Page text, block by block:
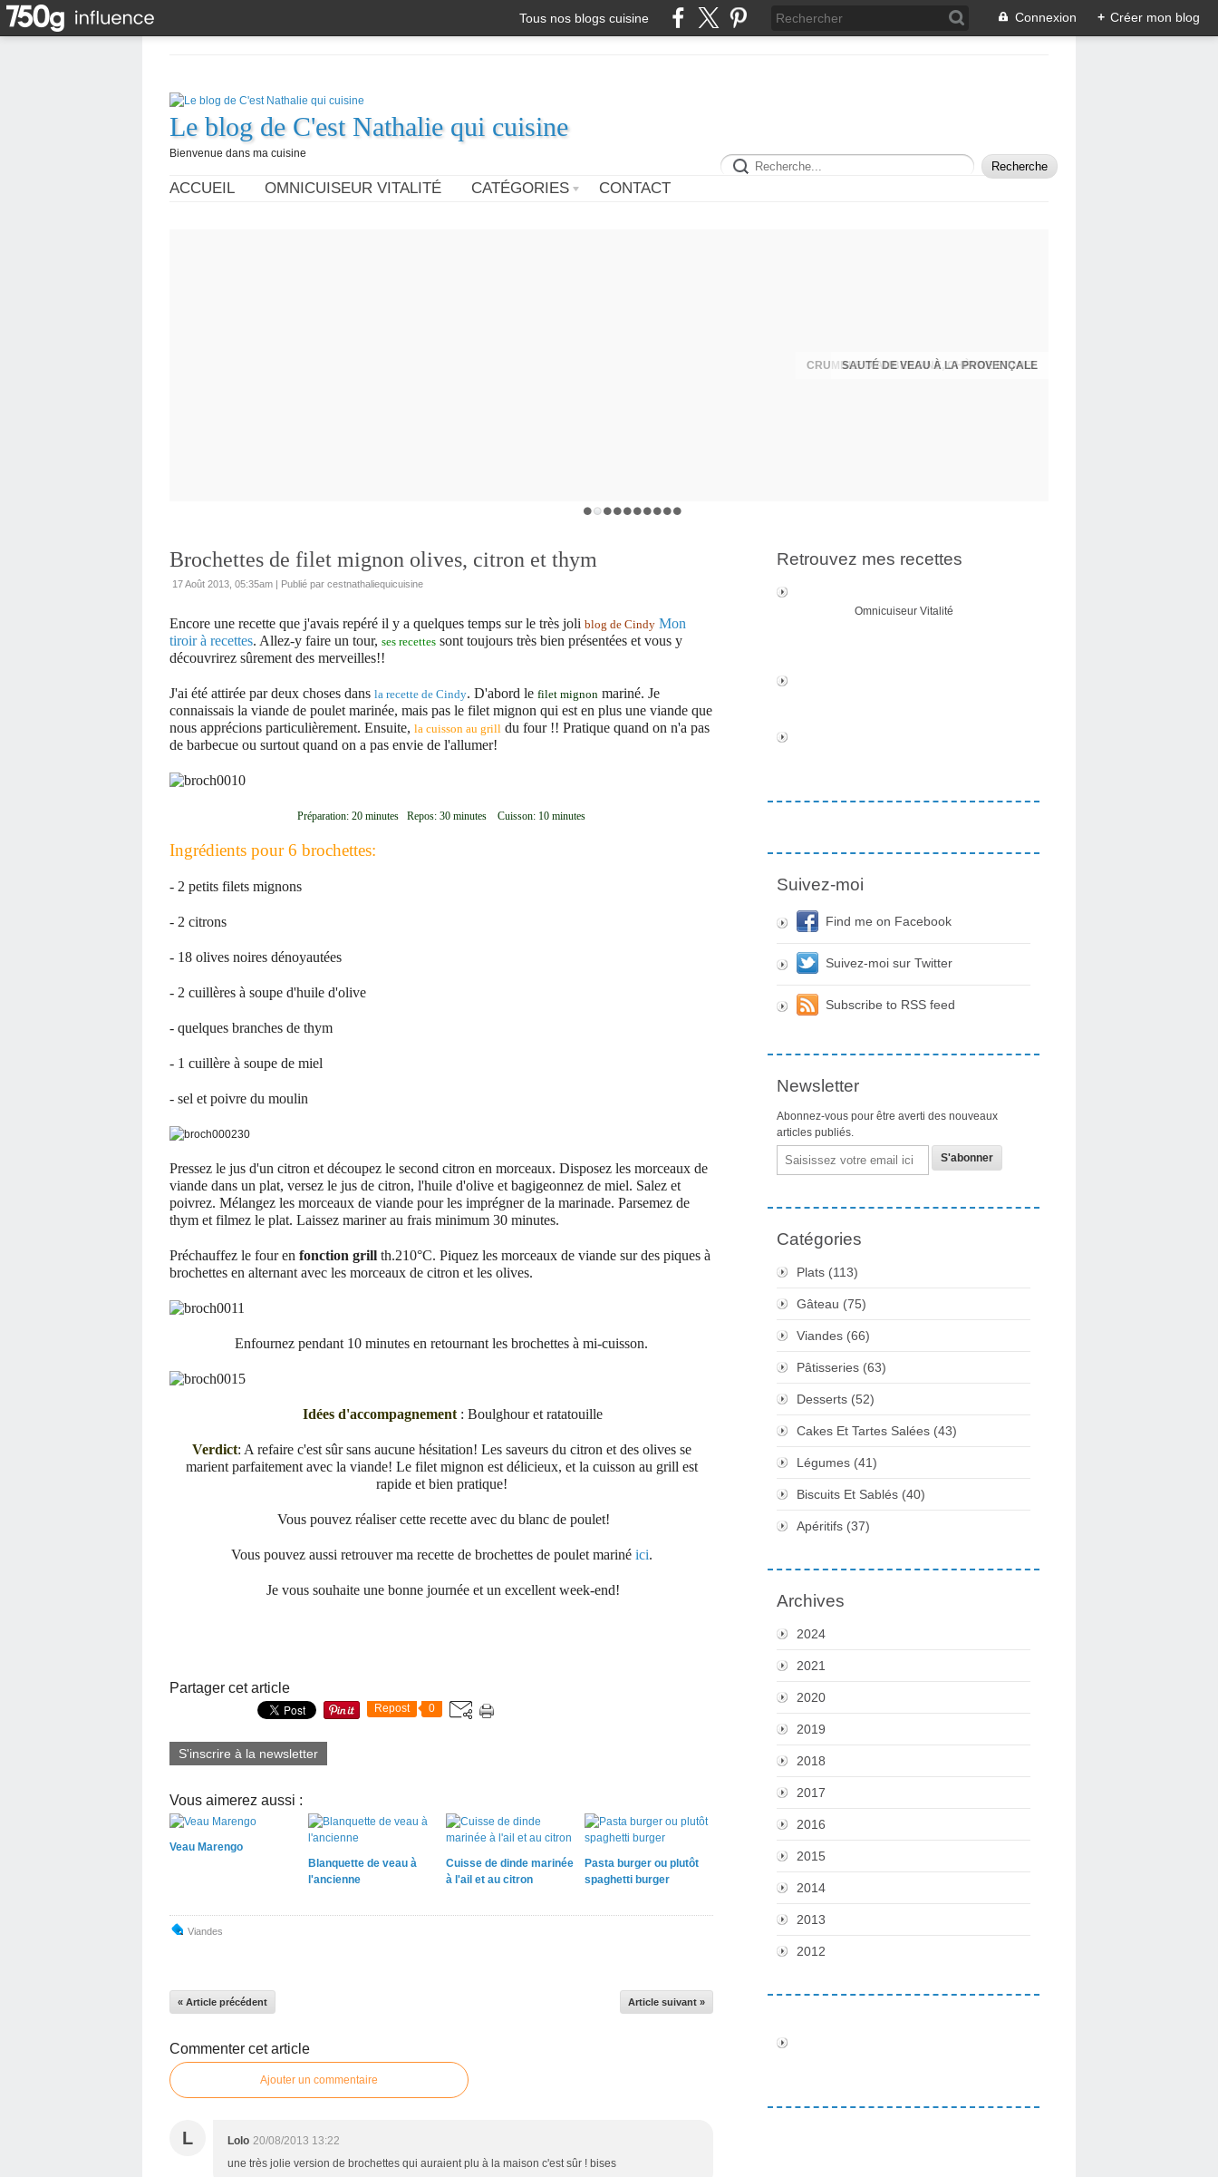
Tous nos blogs cuisine Connexion + Créer mon blog
Le blog de C'est Nathalie qui cuisine
Bienvenue dans ma cuisine
ACCUEIL OMNICUISEUR VITALITÉ CATÉGORIES CONTACT
SAUTÉ DE VEAU À LA PROVENÇALE
Brochettes de filet mignon olives, citron et thym
17 Août 2013, 05:35am | Publié par cestnathaliequicuisine
Encore une recette que j'avais repéré il y a quelques temps sur le très joli blog de Cindy Mon
tiroir à recettes. Allez-y faire un tour, ses recettes sont toujours très bien présentées et vous y
découvrirez sûrement des merveilles!!
J'ai été attirée par deux choses dans la recette de Cindy. D'abord le filet mignon mariné. Je
connaissais la viande de poulet marinée, mais pas le filet mignon qui est en plus une viande que
nous apprécions particulièrement. Ensuite, la cuisson au grill du four !! Pratique quand on n'a pas
de barbecue ou surtout quand on a pas envie de l'allumer!
Préparation: 20 minutes Repos: 30 minutes Cuisson: 10 minutes
Ingrédients pour 6 brochettes:
- 2 petits filets mignons
- 2 citrons
- 18 olives noires dénoyautées
- 2 cuillères à soupe d'huile d'olive
- quelques branches de thym
- 1 cuillère à soupe de miel
- sel et poivre du moulin
Pressez le jus d'un citron et découpez le second citron en morceaux. Disposez les morceaux de
viande dans un plat, versez le jus de citron, l'huile d'olive et bagigeonnez de miel. Salez et
poivrez. Mélangez les morceaux de viande pour les imprégner de la marinade. Parsemez de
thym et filmez le plat. Laissez mariner au frais minimum 30 minutes.
Préchauffez le four en fonction grill th.210°C. Piquez les morceaux de viande sur des piques à
brochettes en alternant avec les morceaux de citron et les olives.
Enfournez pendant 10 minutes en retournant les brochettes à mi-cuisson.
Idées d'accompagnement: Boulghour et ratatouille
Verdict: A refaire c'est sûr sans aucune hésitation! Les saveurs du citron et des olives se
marient parfaitement avec la viande! Le filet mignon est délicieux, et la cuisson au grill est
rapide et bien pratique!
Vous pouvez réaliser cette recette avec du blanc de poulet!
Vous pouvez aussi retrouver ma recette de brochettes de poulet mariné ici.
Je vous souhaite une bonne journée et un excellent week-end!
Partager cet article
Repost 0
S'inscrire à la newsletter
Vous aimerez aussi :
Veau Marengo
Blanquette de veau à
l'ancienne
Cuisse de dinde marinée
à l'ail et au citron
Pasta burger ou plutôt
spaghetti burger
Viandes
« Article précédent Article suivant »
Commenter cet article
Ajouter un commentaire
L Lolo 20/08/2013 13:22
une très jolie version de brochettes qui auraient plu à la maison c'est sûr ! bises
Retrouvez mes recettes
Omnicuiseur Vitalité
Suivez-moi
Find me on Facebook
Suivez-moi sur Twitter
Subscribe to RSS feed
Newsletter
Abonnez-vous pour être averti des nouveaux
articles publiés.
Email
Catégories
Plats (113)
Gâteau (75)
Viandes (66)
Pâtisseries (63)
Desserts (52)
Cakes Et Tartes Salées (43)
Légumes (41)
Biscuits Et Sablés (40)
Apéritifs (37)
Archives
2024
2021
2020
2019
2018
2017
2016
2015
2014
2013
2012